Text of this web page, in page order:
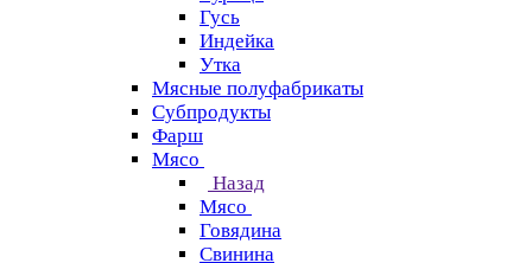
Гусь
Индейка
Утка
Мясные полуфабрикаты
Субпродукты
Фарш
Мясо
Назад
Мясо
Говядина
Свинина